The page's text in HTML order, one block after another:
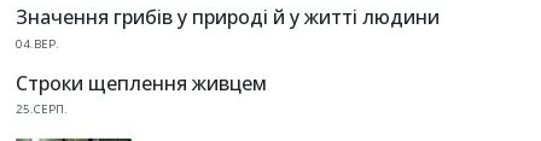
Значення грибів у природі й у житті людини
04.ВЕР.
Строки щеплення живцем
25.СЕРП.